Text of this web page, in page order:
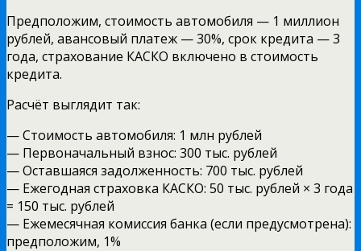
Предположим, стоимость автомобиля — 1 миллион
рублей, авансовый платеж — 30%, срок кредита — 3
года, страхование КАСКО включено в стоимость
кредита.
Расчёт выглядит так:
— Стоимость автомобиля: 1 млн рублей
— Первоначальный взнос: 300 тыс. рублей
— Оставшаяся задолженность: 700 тыс. рублей
— Ежегодная страховка КАСКО: 50 тыс. рублей × 3 года
= 150 тыс. рублей
— Ежемесячная комиссия банка (если предусмотрена):
предположим, 1%